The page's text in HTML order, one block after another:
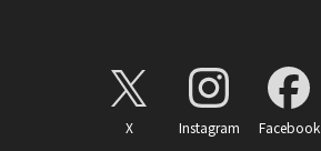
X Instagram Facebook